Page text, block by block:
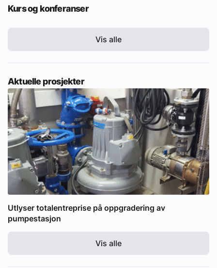
Kurs og konferanser
Vis alle
Aktuelle prosjekter
Utlyser totalentreprise på oppgradering av
pumpestasjon
Vis alle